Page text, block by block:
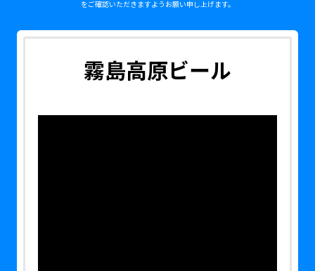
をご確認いただきますようお願い申し上げます。
霧島高原ビール